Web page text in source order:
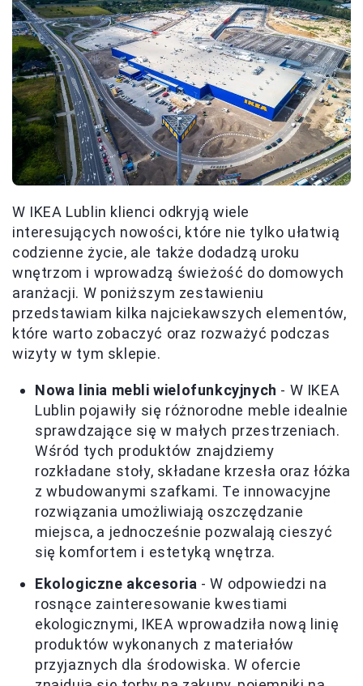
W IKEA Lublin klienci odkryją wiele
interesujących nowości, które nie tylko ułatwią
codzienne życie, ale także dodadzą uroku
wnętrzom i wprowadzą świeżość do domowych
aranżacji. W poniższym zestawieniu
przedstawiam kilka najciekawszych elementów,
które warto zobaczyć oraz rozważyć podczas
wizyty w tym sklepie.
Nowa linia mebli wielofunkcyjnych - W IKEA
Lublin pojawiły się różnorodne meble idealnie
sprawdzające się w małych przestrzeniach.
Wśród tych produktów znajdziemy
rozkładane stoły, składane krzesła oraz łóżka
z wbudowanymi szafkami. Te innowacyjne
rozwiązania umożliwiają oszczędzanie
miejsca, a jednocześnie pozwalają cieszyć
się komfortem i estetyką wnętrza.
Ekologiczne akcesoria - W odpowiedzi na
rosnące zainteresowanie kwestiami
ekologicznymi, IKEA wprowadziła nową linię
produktów wykonanych z materiałów
przyjaznych dla środowiska. W ofercie